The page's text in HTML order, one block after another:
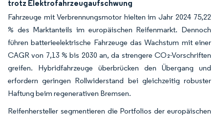
trotz Elektrofahrzeugaufschwung
Fahrzeuge mit Verbrennungsmotor hielten im Jahr 2024 75,22
% des Marktanteils im europäischen Reifenmarkt. Dennoch
führen batterieelektrische Fahrzeuge das Wachstum mit einer
CAGR von 7,13 % bis 2030 an, da strengere CO₂-Vorschriften
greifen. Hybridfahrzeuge überbrücken den Übergang und
erfordern geringen Rollwiderstand bei gleichzeitig robuster
Haftung beim regenerativen Bremsen.
Reifenhersteller segmentieren die Portfolios der europäischen